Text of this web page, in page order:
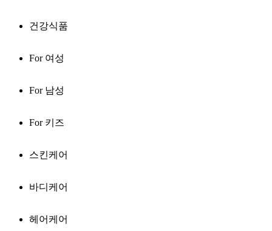
건강식품
For 여성
For 남성
For 키즈
스킨케어
바디케어
헤어케어